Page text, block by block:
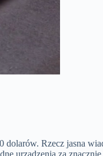
Rzecz jasna
urządzenia za